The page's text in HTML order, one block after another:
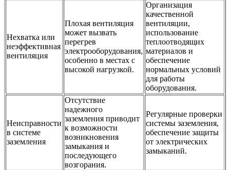
Нехватка или
неэффективная
вентиляция
Плохая вентиляция
может вызвать
перегрев
электрооборудования,
особенно в местах с
высокой нагрузкой.
Организация
качественной
вентиляции,
использование
теплоотводящих
материалов и
обеспечение
нормальных условий
для работы
оборудования.
Неисправности
в системе
заземления
Отсутствие
надежного
заземления приводит
к возможности
возникновения
замыкания и
последующего
возгорания.
Регулярные проверки
системы заземления,
обеспечение защиты
от электрических
замыканий.